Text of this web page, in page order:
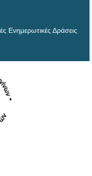
Ενημερωτικές Δράσεις